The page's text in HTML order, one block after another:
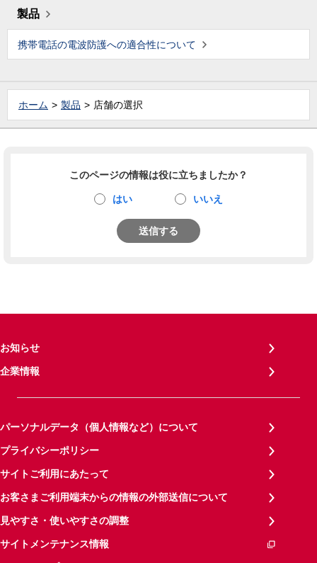
製品
携帯電話の電波防護への適合性について
ホーム 製品 店舗の選択
このページの情報は役に立ちましたか？
はい いいえ
送信する
お知らせ
企業情報
パーソナルデータ（個人情報など）について
プライバシーポリシー
サイトご利用にあたって
お客さまご利用端末からの情報の外部送信について
見やすさ・使いやすさの調整
サイトメンテナンス情報